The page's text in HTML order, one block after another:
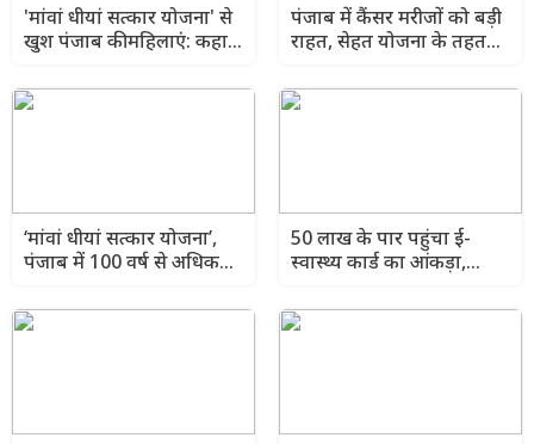
'मांवां धीयां सत्कार योजना' से
खुश पंजाब की महिलाएं: कहा-
DBT है वरदान
पंजाब में कैंसर मरीजों को बड़ी
राहत, सेहत योजना के तहत
‘मांवां धीयां सत्कार योजना’,
पंजाब में 100 वर्ष से अधिक
मिल रही पेंशन और पूर्ण
आर्थिक सुरक्षा
50 लाख के पार पहुंचा ई-
स्वास्थ्य कार्ड का आंकड़ा,
तक पहुंचेगा इलाज